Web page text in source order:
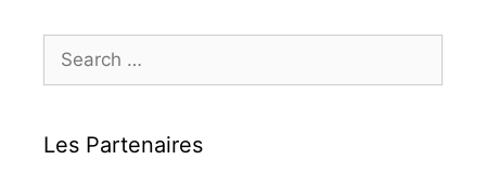
for:
Les Partenaires